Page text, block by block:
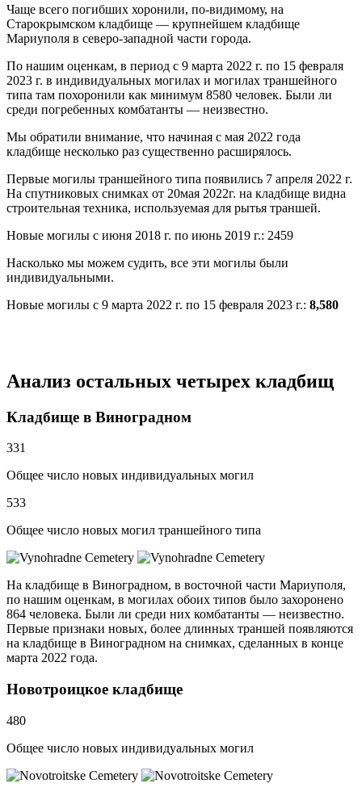
Чаще всего погибших хоронили, по-видимому, на
Старокрымском кладбище — крупнейшем кладбище
Мариуполя в северо-западной части города.
По нашим оценкам, в период с 9 марта 2022 г. по 15 февраля
2023 г. в индивидуальных могилах и могилах траншейного
типа там похоронили как минимум 8580 человек. Были ли
среди погребенных комбатанты — неизвестно.
Мы обратили внимание, что начиная с мая 2022 года
кладбище несколько раз существенно расширялось.
Первые могилы траншейного типа появились 7 апреля 2022 г.
На спутниковых снимках от 20мая 2022г. на кладбище видна
строительная техника, используемая для рытья траншей.
Новые могилы с июня 2018 г. по июнь 2019 г.: 2459
Насколько мы можем судить, все эти могилы были
индивидуальными.
Новые могилы с 9 марта 2022 г. по 15 февраля 2023 г.: 8,580
Анализ остальных четырех кладбищ
Кладбище в Виноградном
331
Общее число новых индивидуальных могил
533
Общее число новых могил траншейного типа
На кладбище в Виноградном, в восточной части Мариуполя,
по нашим оценкам, в могилах обоих типов было захоронено
864 человека. Были ли среди них комбатанты — неизвестно.
Первые признаки новых, более длинных траншей появляются
на кладбище в Виноградном на снимках, сделанных в конце
марта 2022 года.
Новотроицкое кладбище
480
Общее число новых индивидуальных могил